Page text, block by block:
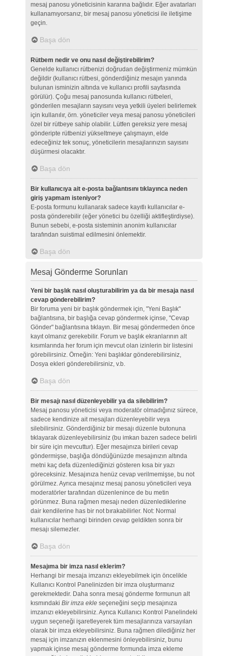
mesaj panosu yöneticisinin kararına bağlıdır. Eğer avatarları
kullanamıyorsanız, bir mesaj panosu yöneticisi ile iletişime
geçin.
Başa dön
Rütbem nedir ve onu nasıl değiştirebilirim?
Genelde kullanıcı rütbenizi doğrudan değiştirmeniz mümkün
değildir (kullanıcı rütbesi, gönderdiğiniz mesajın yanında
bulunan isminizin altında ve kullanıcı profili sayfasında
görülür). Çoğu mesaj panosunda kullanıcı rütbeleri,
gönderilen mesajların sayısını veya yetkili üyeleri belirlemek
için kullanılır, örn. yöneticiler veya mesaj panosu yöneticileri
özel bir rütbeye sahip olabilir. Lütfen gereksiz yere mesaj
gönderipte rütbenizi yükseltmeye çalışmayın, elde
edeceğiniz tek sonuç, yöneticilerin mesajlarınızın sayısını
düşürmesi olacaktır.
Başa dön
Bir kullanıcıya ait e-posta bağlantısını tıklayınca neden
giriş yapmam isteniyor?
E-posta formunu kullanarak sadece kayıtlı kullanıcılar e-
posta gönderebilir (eğer yönetici bu özelliği aktifleştirdiyse).
Bunun sebebi, e-posta sisteminin anonim kullanıcılar
tarafından suistimal edilmesini önlemektir.
Başa dön
Mesaj Gönderme Sorunları
Yeni bir başlık nasıl oluşturabilirim ya da bir mesaja nasıl
cevap gönderebilirim?
Bir foruma yeni bir başlık göndermek için, "Yeni Başlık"
bağlantısına, bir başlığa cevap göndermek içinse, "Cevap
Gönder" bağlantısına tıklayın. Bir mesaj göndermeden önce
kayıt olmanız gerekebilir. Forum ve başlık ekranlarının alt
kısımlarında her forum için mevcut olan izinlerin bir listesini
görebilirsiniz. Örneğin: Yeni başlıklar gönderebilirsiniz,
Dosya ekleri gönderebilirsiniz, v.b.
Başa dön
Bir mesajı nasıl düzenleyebilir ya da silebilirim?
Mesaj panosu yöneticisi veya moderatör olmadığınız sürece,
sadece kendinize ait mesajları düzenleyebilir veya
silebilirsiniz. Gönderdiğiniz bir mesajı düzenle butonuna
tıklayarak düzenleyebilirsiniz (bu imkan bazen sadece belirli
bir süre için mevcuttur). Eğer mesajınıza birileri cevap
göndermişse, başlığa döndüğünüzde mesajınızın altında
metni kaç defa düzenlediğinizi gösteren kısa bir yazı
göreceksiniz. Mesajınıza henüz cevap verilmemişse, bu not
görülmez. Ayrıca mesajınız mesaj panosu yöneticileri veya
moderatörler tarafından düzenlenince de bu metin
görünmez. Buna rağmen mesajı neden düzenlediklerine
dair kendilerine has bir not bırakabilirler. Not: Normal
kullanıcılar herhangi birinden cevap geldikten sonra bir
mesajı silemezler.
Başa dön
Mesajıma bir imza nasıl eklerim?
Herhangi bir mesaja imzanızı ekleyebilmek için öncelikle
Kullanıcı Kontrol Panelinizden bir imza oluşturmanız
gerekmektedir. Daha sonra mesaj gönderme formunun alt
kısmındaki Bir imza ekleseçeneğini seçip mesajınıza
imzanızı ekleyebilirsiniz. Ayrıca Kullanıcı Kontrol Panelindeki
uygun seçeneği işaretleyerek tüm mesajlarınıza varsayılan
olarak bir imza ekleyebilirsiniz. Buna rağmen dilediğiniz her
mesaj için imzanızın eklenmesini önleyebilirsiniz, bunu
yapmak içinse mesaj gönderme formunda imza ekleme